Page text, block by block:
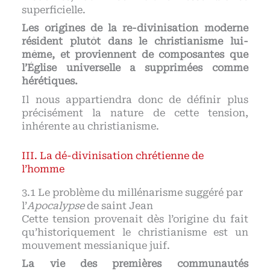
superficielle.
Les origines de la re-divinisation moderne
résident plutôt dans le christianisme lui-
même, et proviennent de composantes que
l’Église universelle a supprimées comme
hérétiques.
Il nous appartiendra donc de définir plus
précisément la nature de cette tension,
inhérente au christianisme.
La dé-divinisation chrétienne de
l’homme
Le problème du millénarisme suggéré par
l’Apocalypsede saint Jean
Cette tension provenait dès l’origine du fait
qu’historiquement le christianisme est un
mouvement messianique juif.
La vie des premières communautés